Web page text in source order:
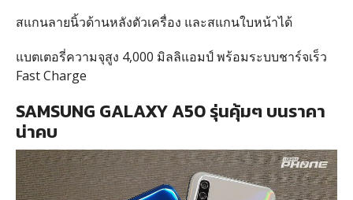
สแกนลายนิ้วด้านหลังตัวเครื่อง และสแกนใบหน้าได้
แบตเตอรี่ความจุสูง 4,000 มิลลิแอมป์ พร้อมระบบชาร์จเร็ว
Fast Charge
SAMSUNG GALAXY A50 รุ่นคุ้มๆ บนราคา
น่าคบ